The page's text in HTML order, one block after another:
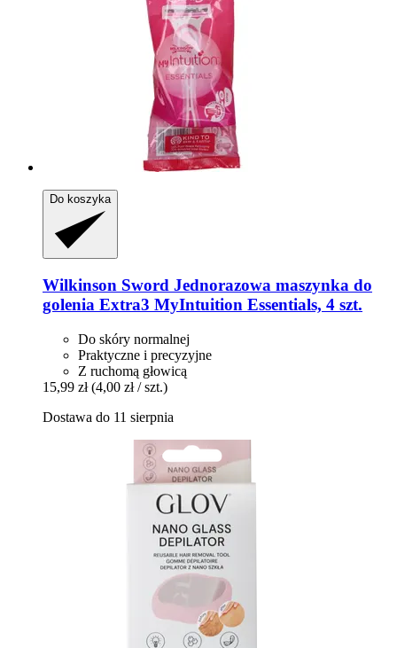
Do koszyka
Wilkinson Sword Jednorazowa maszynka do
golenia Extra3 MyIntuition Essentials, 4 szt.
Do skóry normalnej
Praktyczne i precyzyjne
Z ruchomą głowicą
15,99 zł (4,00 zł / szt.)
Dostawa do 11 sierpnia